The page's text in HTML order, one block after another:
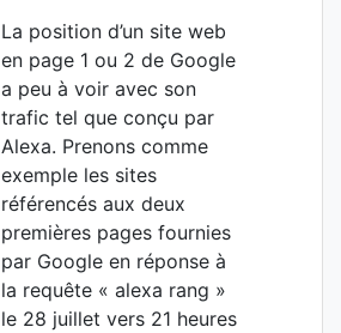
La position d’un site web
en page 1 ou 2 de Google
a peu à voir avec son
trafic tel que conçu par
Alexa. Prenons comme
exemple les sites
référencés aux deux
premières pages fournies
par Google en réponse à
la requête « alexa rang »
le 28 juillet vers 21 heures